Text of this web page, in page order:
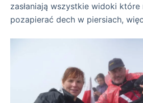
zasłaniają wszystkie widoki które
pozapierać dech w piersiach,